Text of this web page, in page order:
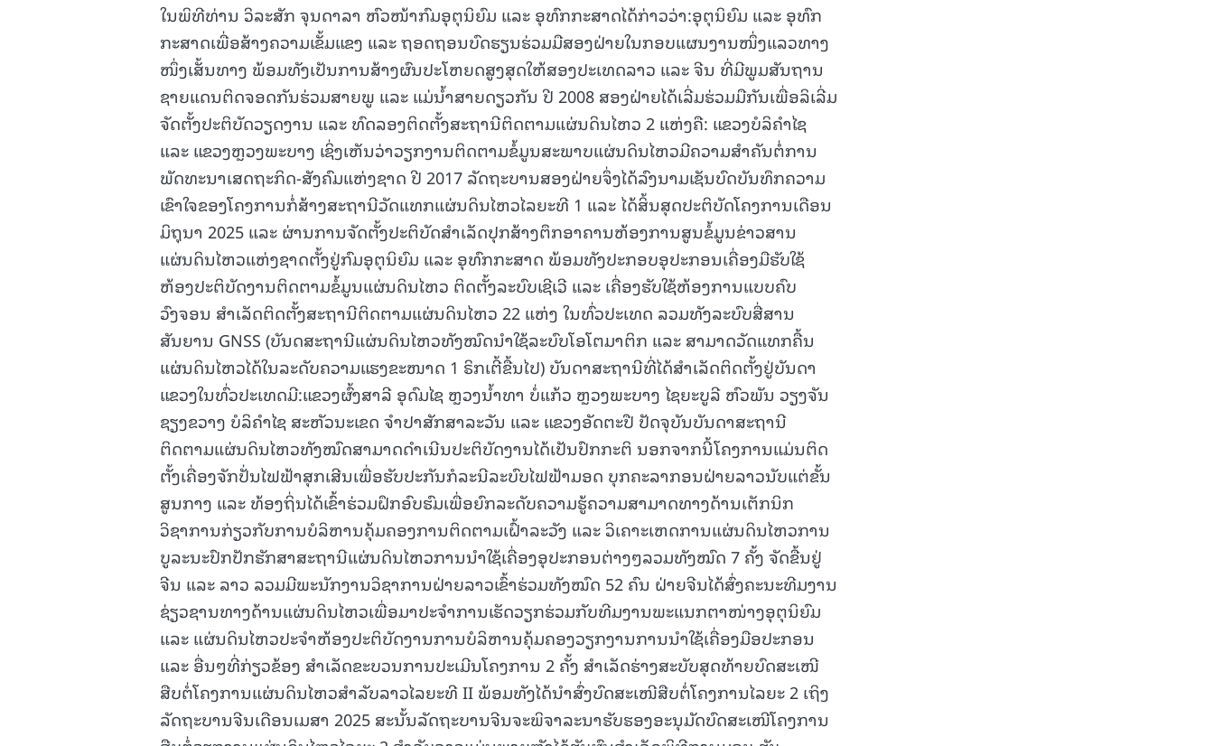
ໃນພິທີທ່ານ ວິລະສັກ ຈຸນດາລາ ຫົວໜ້າກົມອຸຕຸນິຍົມ ແລະ ອຸທົກກະສາດໄດ້ກ່າວວ່າ:ອຸຕຸນິຍົມ ແລະ ອຸທົກ
ກະສາດເພື່ອສ້າງຄວາມເຂັ້ມແຂງ ແລະ ຖອດຖອນບົດຮຽນຮ່ວມມືສອງຝ່າຍໃນກອບແຜນງານໜຶ່ງແລວທາງ
ໜຶ່ງເສັ້ນທາງ ພ້ອມທັງເປັນການສ້າງຜົນປະໂຫຍດສູງສຸດໃຫ້ສອງປະເທດລາວ ແລະ ຈີນ ທີ່ມີພູມສັນຖານ
ຊາຍແດນຕິດຈອດກັນຮ່ວມສາຍພູ ແລະ ແມ່ນໍ້າສາຍດຽວກັນ ປີ 2008 ສອງຝ່າຍໄດ້ເລີ່ມຮ່ວມມືກັນເພື່ອລິເລີ່ມ
ຈັດຕັ້ງປະຕິບັດວຽດງານ ແລະ ທົດລອງຕິດຕັ້ງສະຖານີຕິດຕາມແຜ່ນດິນໄຫວ 2 ແຫ່ງຄື: ແຂວງບໍລິຄຳໄຊ
ແລະ ແຂວງຫຼວງພະບາງ ເຊິ່ງເຫັນວ່າວຽກງານຕິດຕາມຂໍ້ມູນສະພາບແຜ່ນດິນໄຫວມີຄວາມສຳຄັນຕໍ່ການ
ພັດທະນາເສດຖະກິດ-ສັງຄົມແຫ່ງຊາດ ປີ 2017 ລັດຖະບານສອງຝ່າຍຈຶ່ງໄດ້ລົງນາມເຊັນບົດບັນທຶກຄວາມ
ເຂົາໃຈຂອງໂຄງການກໍ່ສ້າງສະຖານີວັດແທກແຜ່ນດິນໄຫວໄລຍະທີ 1 ແລະ ໄດ້ສິ້ນສຸດປະຕິບັດໂຄງການເດືອນ
ມິຖຸນາ 2025 ແລະ ຜ່ານການຈັດຕັ້ງປະຕິບັດສຳເລັດປຸກສ້າງຕຶກອາຄານຫ້ອງການສູນຂໍ້ມູນຂ່າວສານ
ແຜ່ນດິນໄຫວແຫ່ງຊາດຕັ້ງຢູ່ກົມອຸຕຸນິຍົມ ແລະ ອຸທົກກະສາດ ພ້ອມທັງປະກອບອຸປະກອນເຄື່ອງມືຮັບໃຊ້
ຫ້ອງປະຕິບັດງານຕິດຕາມຂໍ້ມູນແຜ່ນດິນໄຫວ ຕິດຕັ້ງລະບົບເຊີເວີ ແລະ ເຄື່ອງຮັບໃຊ້ຫ້ອງການແບບຄົບ
ວົງຈອນ ສຳເລັດຕິດຕັ້ງສະຖານີຕິດຕາມແຜ່ນດິນໄຫວ 22 ແຫ່ງ ໃນທົ່ວປະເທດ ລວມທັງລະບົບສື່ສານ
ສັນຍານ GNSS (ບັນດສະຖານີແຜ່ນດິນໄຫວທັງໝົດນໍາໃຊ້ລະບົບໂອໂຕມາຕິກ ແລະ ສາມາດວັດແທກຄື້ນ
ແຜ່ນດິນໄຫວໄດ້ໃນລະດັບຄວາມແຮງຂະໜາດ 1 ຣິກເຕີ້ຂື້ນໄປ) ບັນດາສະຖານີທີ່ໄດ້ສຳເລັດຕິດຕັ້ງຢູ່ບັນດາ
ແຂວງໃນທົ່ວປະເທດມີ:ແຂວງຜົ້ງສາລີ ອຸດົມໄຊ ຫຼວງນໍ້າທາ ບໍ່ແກ້ວ ຫຼວງພະບາງ ໄຊຍະບູລີ ຫົວພັນ ວຽງຈັນ
ຊຽງຂວາງ ບໍລິຄຳໄຊ ສະຫັວນະເຂດ ຈຳປາສັກສາລະວັນ ແລະ ແຂວງອັດຕະປື ປັດຈຸບັນບັນດາສະຖານີ
ຕິດຕາມແຜ່ນດິນໄຫວທັງໝົດສາມາດດຳເນີນປະຕິບັດງານໄດ້ເປັນປົກກະຕິ ນອກຈາກນີ້ໂຄງການແມ່ນຕິດ
ຕັ້ງເຄື່ອງຈັກປັ່ນໄຟຟ້າສຸກເສີນເພື່ອຮັບປະກັນກໍລະນີລະບົບໄຟຟ້າມອດ ບຸກຄະລາກອນຝ່າຍລາວນັບແຕ່ຂັ້ນ
ສູນກາງ ແລະ ທ້ອງຖິ່ນໄດ້ເຂົ້າຮ່ວມຝຶກອົບຮົມເພື່ອຍົກລະດັບຄວາມຮູ້ຄວາມສາມາດທາງດ້ານເຕັກນິກ
ວິຊາການກ່ຽວກັບການບໍລິຫານຄຸ້ມຄອງການຕິດຕາມເຝົ້າລະວັງ ແລະ ວິເຄາະເຫດການແຜ່ນດິນໄຫວການ
ບູລະນະປົກປັກຮັກສາສະຖານີແຜ່ນດິນໄຫວການນໍາໃຊ້ເຄື່ອງອຸປະກອນຕ່າງໆລວມທັງໝົດ 7 ຄັ້ງ ຈັດຂື້ນຢູ່
ຈີນ ແລະ ລາວ ລວມມີພະນັກງານວິຊາການຝ່າຍລາວເຂົ້າຮ່ວມທັງໝົດ 52 ຄົນ ຝ່າຍຈີນໄດ້ສົ່ງຄະນະທີມງານ
ຊ່ຽວຊານທາງດ້ານແຜ່ນດິນໄຫວເພື່ອມາປະຈຳການເຮັດວຽກຮ່ວມກັບທີມງານພະແນກຕາໜ່າງອຸຕຸນິຍົມ
ແລະ ແຜ່ນດິນໄຫວປະຈຳຫ້ອງປະຕິບັດງານການບໍລິຫານຄຸ້ມຄອງວຽກງານການນຳໃຊ້ເຄື່ອງມືອປະກອນ
ແລະ ອື່ນໆທີ່ກ່ຽວຂ້ອງ ສຳເລັດຂະບວນການປະເມີນໂຄງການ 2 ຄັ້ງ ສຳເລັດຮ່າງສະບັບສຸດທ້າຍບົດສະເໜີ
ສືບຕໍ່ໂຄງການແຜ່ນດິນໄຫວສໍາລັບລາວໄລຍະທີ II ພ້ອມທັງໄດ້ນຳສົ່ງບົດສະເໜີສືບຕໍ່ໂຄງການໄລຍະ 2 ເຖິງ
ລັດຖະບານຈີນເດືອນເມສາ 2025 ສະນັ້ນລັດຖະບານຈີນຈະພິຈາລະນາຮັບຮອງອະນຸມັດບົດສະເໜີໂຄງການ